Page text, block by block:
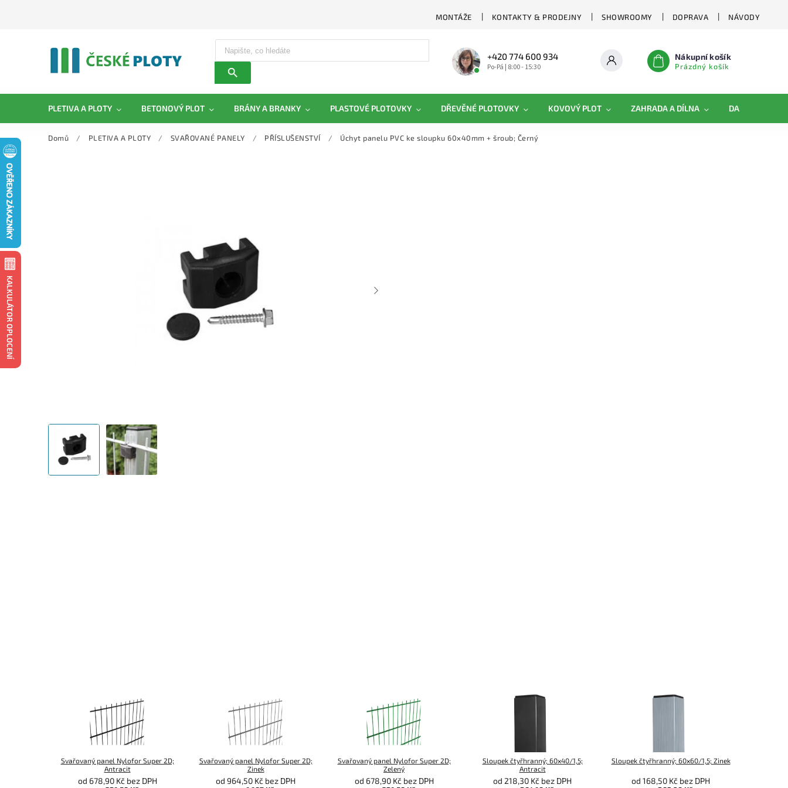
MONTÁŽE KONTAKTY & PRODEJNY SHOWROOMY DOPRAVA NÁVODY
+420 774 600 934
Po-Pá | 8:00 - 15:30
Nákupní košík
Prázdný košík
PLETIVA A PLOTY BETONOVÝ PLOT BRÁNY A BRANKY PLASTOVÉ PLOTOVKY DŘEVĚNÉ PLOTOVKY KOVOVÝ PLOT ZAHRADA A DÍLNA DAMIPLAST®
Domů / PLETIVA A PLOTY / SVAŘOVANÉ PANELY / PŘÍSLUŠENSTVÍ / Úchyt panelu PVC ke sloupku 60x40mm + šroub; Černý
Svařovaný panel Nylofor Super 2D;
Antracit
od 678,90 Kč bez DPH
Svařovaný panel Nylofor Super 2D;
Zinek
od 964,50 Kč bez DPH
Svařovaný panel Nylofor Super 2D;
Zelený
od 678,90 Kč bez DPH
Sloupek čtyřhranný; 60x40/1,5;
Antracit
od 218,30 Kč bez DPH
Sloupek čtyřhranný; 60x60/1,5; Zinek
od 168,50 Kč bez DPH
KALKULÁTOR OPLOCENÍ